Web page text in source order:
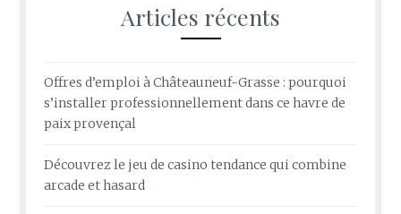
Articles récents
Offres d’emploi à Châteauneuf-Grasse : pourquoi
s’installer professionnellement dans ce havre de
paix provençal
Découvrez le jeu de casino tendance qui combine
arcade et hasard